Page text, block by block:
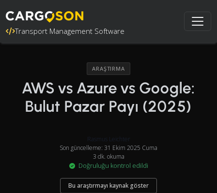
Transport Management Software
ARAŞTIRMA
AWS vs Azure vs Google:
Bulut Pazar Payı (2025)
Rasmus Leichter
Son güncelleme: 31 Ekim 2025 Cuma
3 dk. okuma
Doğruluğu kontrol edildi
Bu araştırmayı kaynak göster